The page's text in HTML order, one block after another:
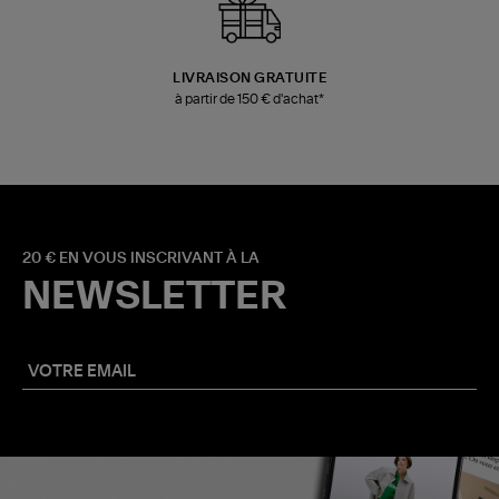
LIVRAISON GRATUITE
à partir de 150 € d'achat*
20 € EN VOUS INSCRIVANT À LA
NEWSLETTER